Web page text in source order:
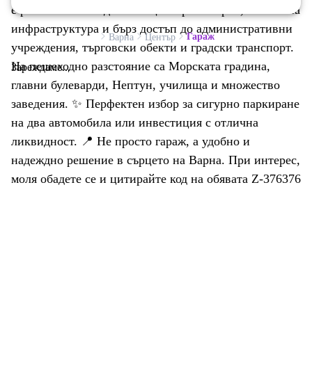
е разположен в идеалния център на Варна, с отлична
инфраструктура и бърз достъп до административни
учреждения, търговски обекти и градски транспорт.
На пешеходно разстояние са Морската градина,
главни булеварди, Нептун, училища и множество
заведения. ✨ Перфектен избор за сигурно паркиране
на два автомобила или инвестиция с отлична
ликвидност. 📍 Не просто гараж, а удобно и
надеждно решение в сърцето на Варна. При интерес,
моля обадете се и цитирайте код на обявата Z-376376
Варна Център Гараж
Зареждаме...